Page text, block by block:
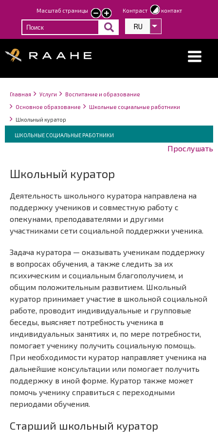
Перейти
к
основному
Масштаб страницы
smallerlarger
text
Контраст контакт
RU Список
Строка
навигации
You
are
here:
Главная Услуги
Воспитание и образование
Основное образование
Школьные социальные работники
Школьный куратор
Breadcrumbs
You
are
ШКОЛЬНЫЕ СОЦИАЛЬНЫЕ РАБОТНИКИ
Прослушать
Школьный куратор
Деятельность школьного куратора направлена на
поддержку учеников и совместную работу с
опекунами, преподавателями и другими
участниками сети социальной поддержки ученика.
Задача куратора — оказывать ученикам поддержку
в вопросах обучения, а также следить за их
психическим и социальным благополучием, и
общим положительным развитием. Школьный
куратор принимает участие в школьной социальной
работе, проводит индивидуальные и групповые
беседы, выясняет потребность ученика в
индивидуальных занятиях и, по мере потребности,
помогает ученику получить социальную помощь.
При необходимости куратор направляет ученика на
дальнейшие консультации или помогает получить
поддержку в иной форме. Куратор также может
помочь ученику справиться с переходными
периодами обучения.
Старший школьный куратор